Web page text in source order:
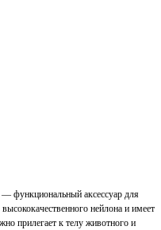
функциональный аксессуар для
нейлона и имеет
прилегает к телу животного и